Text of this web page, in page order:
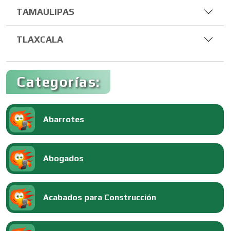
TAMAULIPAS
TLAXCALA
Categorías:
Abarrotes
Abogados
Acabados para Construcción